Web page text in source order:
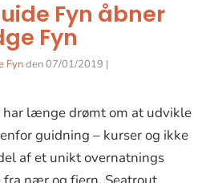
Fyn åbner
Fyn
Fynden07/01/2019 |
har længe drømt om at udvikle
guidning – kurser og ikke
af et unikt overnatnings